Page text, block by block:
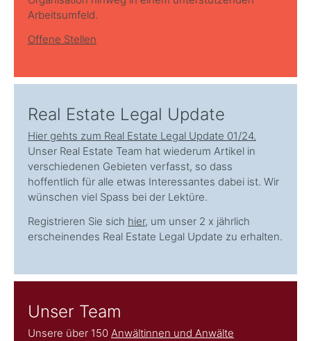
Arbeitsumfeld.
Offene Stellen
Real Estate Legal Update
Hier gehts zum Real Estate Legal Update 01/24.
Unser Real Estate Team hat wiederum Artikel in
verschiedenen Gebieten verfasst, so dass
hoffentlich für alle etwas Interessantes dabei ist. Wir
wünschen viel Spass bei der Lektüre.
Registrieren Sie sich hier, um unser 2 x jährlich
erscheinendes Real Estate Legal Update zu erhalten.
Unser Team
Unsere über 150 Anwältinnen und Anwälte